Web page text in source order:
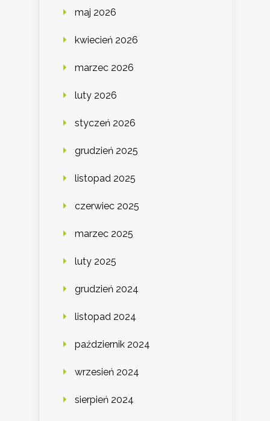
maj 2026
kwiecień 2026
marzec 2026
luty 2026
styczeń 2026
grudzień 2025
listopad 2025
czerwiec 2025
marzec 2025
luty 2025
grudzień 2024
listopad 2024
październik 2024
wrzesień 2024
sierpień 2024